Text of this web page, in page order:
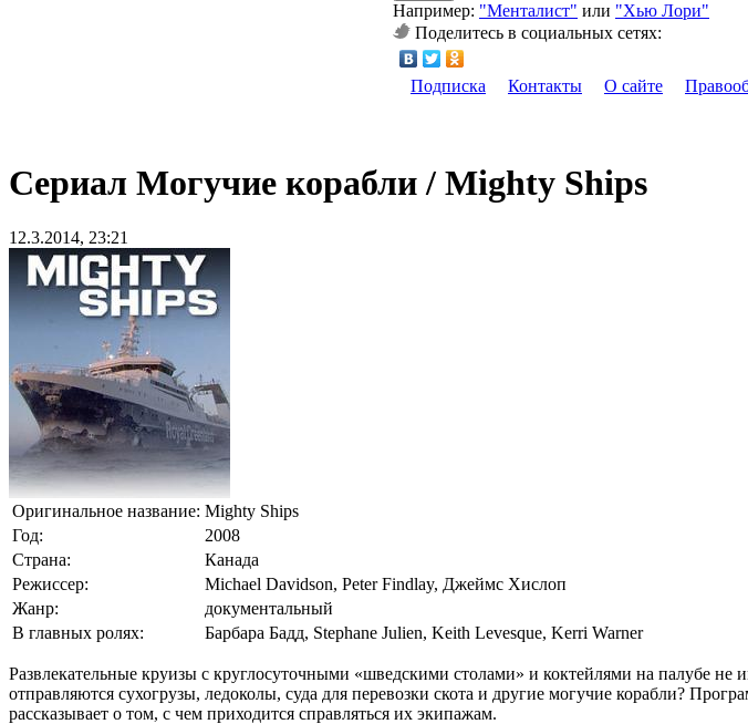
Например: "Менталист" или "Хью Лори"
Поделитесь в социальных сетях:
Подписка Контакты О сайте
Сериал Могучие корабли / Mighty Ships
12.3.2014, 23:21
Оригинальное название: Mighty Ships
Год:
2008
Страна:
Канада
Режиссер:
Michael Davidson, Peter Findlay, Джеймс Хислоп
Жанр:
документальный
В главных ролях:
Барбара Бадд, Stephane Julien, Keith Levesque, Kerri Warner
Развлекательные круизы с круглосуточными «шведскими столами» и коктейлями на палубе
отправляются сухогрузы, ледоколы, суда для перевозки скота и другие могучие корабли?
рассказывает о том, с чем приходится справляться их экипажам.